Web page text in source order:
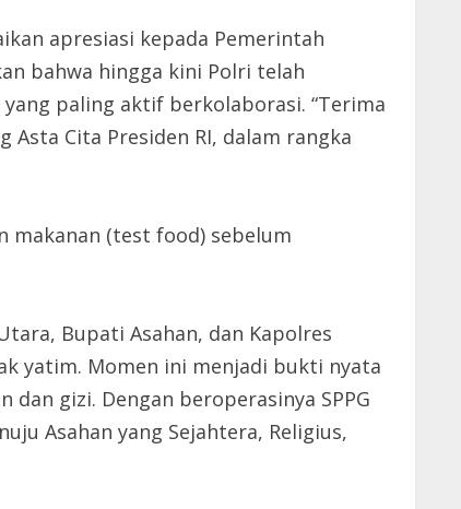
apresiasi kepada Pemerintah
bahwa hingga kini Polri telah
paling aktif berkolaborasi. “Terima
Cita Presiden RI, dalam rangka
makanan (test food) sebelum
Bupati Asahan, dan Kapolres
yatim. Momen ini menjadi bukti nyata
gizi. Dengan beroperasinya SPPG
Asahan yang Sejahtera, Religius,